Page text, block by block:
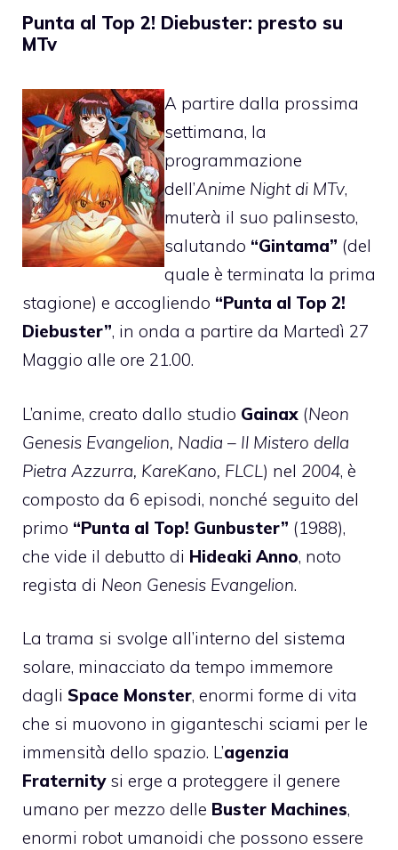
Punta al Top 2! Diebuster: presto su
MTv
A partire dalla prossima
settimana, la
programmazione
dell’Anime Night di MTv,
muterà il suo palinsesto,
salutando “Gintama” (del
quale è terminata la prima
stagione) e accogliendo “Punta al Top 2!
Diebuster”, in onda a partire da Martedì 27
Maggio alle ore 21.00.
L’anime, creato dallo studio Gainax (Neon
Genesis Evangelion, Nadia – Il Mistero della
Pietra Azzurra, KareKano, FLCL ) nel 2004, è
composto da 6 episodi, nonché seguito del
primo “Punta al Top! Gunbuster” (1988),
che vide il debutto di Hideaki Anno, noto
regista di Neon Genesis Evangelion.
La trama si svolge all’interno del sistema
solare, minacciato da tempo immemore
dagli Space Monster, enormi forme di vita
che si muovono in giganteschi sciami per le
immensità dello spazio. L’agenzia
Fraternitysi erge a proteggere il genere
umano per mezzo delle Buster Machines,
enormi robot umanoidi che possono essere